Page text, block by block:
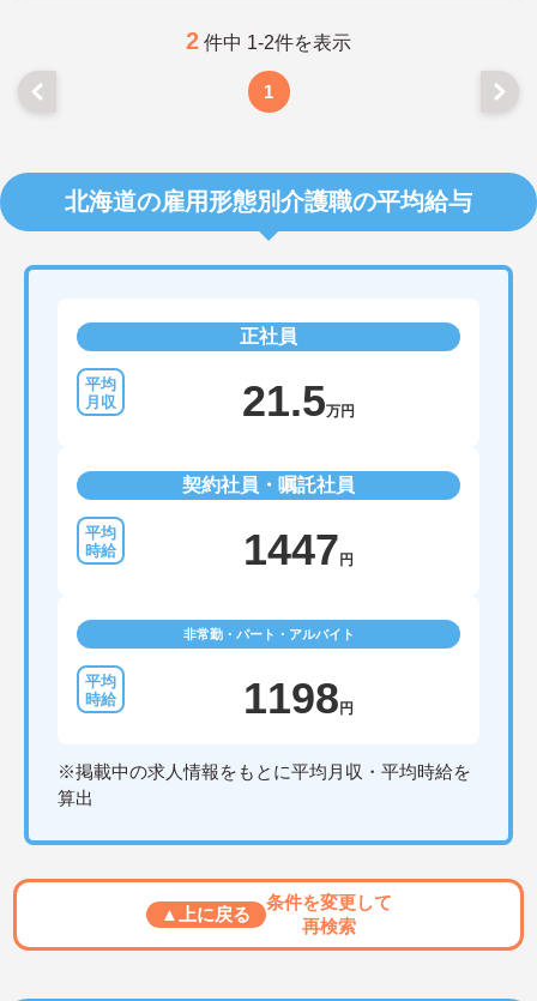
2 件中 1-2件を表示
1
北海道の雇用形態別介護職の平均給与
正社員
21.5万円
契約社員・嘱託社員
1447 円
非常勤・パート・アルバイト
1198 円
※掲載中の求人情報をもとに平均月収・平均時給を
算出
▲上に戻る
条件を変更して
再検索